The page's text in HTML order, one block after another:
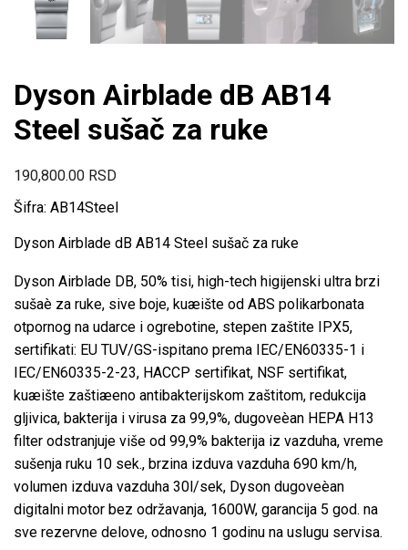
Dyson Airblade dB AB14
Steel sušač za ruke
190,800.00 RSD
Šifra: AB14Steel
Dyson Airblade dB AB14 Steel sušač za ruke
Dyson Airblade DB, 50% tisi, high-tech higijenski ultra brzi
sušaè za ruke, sive boje, kuæište od ABS polikarbonata
otpornog na udarce i ogrebotine, stepen zaštite IPX5,
sertifikati: EU TUV/GS-ispitano prema IEC/EN60335-1 i
IEC/EN60335-2-23, HACCP sertifikat, NSF sertifikat,
kuæište zaštiæeno antibakterijskom zaštitom, redukcija
gljivica, bakterija i virusa za 99,9%, dugoveèan HEPA H13
filter odstranjuje više od 99,9% bakterija iz vazduha, vreme
sušenja ruku 10 sek., brzina izduva vazduha 690 km/h,
volumen izduva vazduha 30l/sek, Dyson dugoveèan
digitalni motor bez održavanja, 1600W, garancija 5 god. na
sve rezervne delove, odnosno 1 godinu na uslugu servisa.